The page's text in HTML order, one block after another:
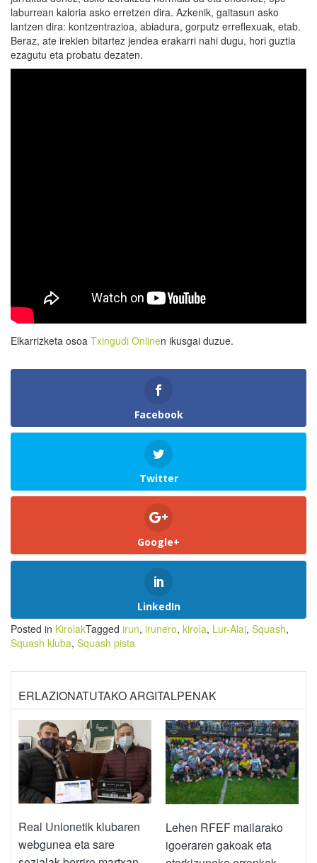
laburrean kaloria asko erretzen dira. Azkenik, gaitasun asko
lantzen dira: kontzentrazioa, abiadura, gorputz erreflexuak, etab.
Beraz, ate irekien bitartez jendea erakarri nahi dugu, hori guztia
ezagutu eta probatu dezaten.
Elkarrizketa osoa Txingudi Onlinen ikusgai duzue.
Facebook
Twitter
Google+
LinkedIn
Posted in KirolakTagged irun, irunero, kirola, Lur-Alai, Squash,
Squash kluba, Squash pista
ERLAZIONATUTAKO ARGITALPENAK
Real Unionetik klubaren
webgunea eta sare
Lehen RFEF mailarako
igoeraren gakoak eta